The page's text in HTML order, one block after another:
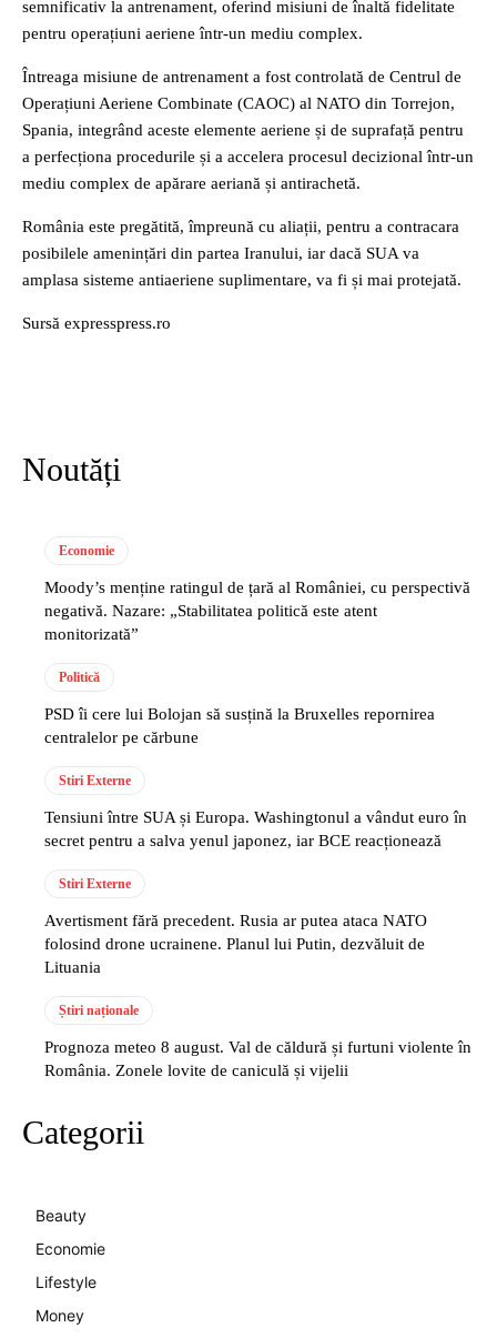
semnificativ la antrenament, oferind misiuni de înaltă fidelitate
pentru operațiuni aeriene într-un mediu complex.
Întreaga misiune de antrenament a fost controlată de Centrul de
Operațiuni Aeriene Combinate (CAOC) al NATO din Torrejon,
Spania, integrând aceste elemente aeriene și de suprafață pentru
a perfecționa procedurile și a accelera procesul decizional într-un
mediu complex de apărare aeriană și antirachetă.
România este pregătită, împreună cu aliații, pentru a contracara
posibilele amenințări din partea Iranului, iar dacă SUA va
amplasa sisteme antiaeriene suplimentare, va fi și mai protejată.
Sursă expresspress.ro
Noutăți
Economie
Moody’s menține ratingul de țară al României, cu perspectivă
negativă. Nazare: „Stabilitatea politică este atent
monitorizată”
Politică
PSD îi cere lui Bolojan să susțină la Bruxelles repornirea
centralelor pe cărbune
Stiri Externe
Tensiuni între SUA și Europa. Washingtonul a vândut euro în
secret pentru a salva yenul japonez, iar BCE reacționează
Stiri Externe
Avertisment fără precedent. Rusia ar putea ataca NATO
folosind drone ucrainene. Planul lui Putin, dezvăluit de
Lituania
Știri naționale
Prognoza meteo 8 august. Val de căldură și furtuni violente în
România. Zonele lovite de caniculă și vijelii
Categorii
Beauty
Economie
Lifestyle
Money